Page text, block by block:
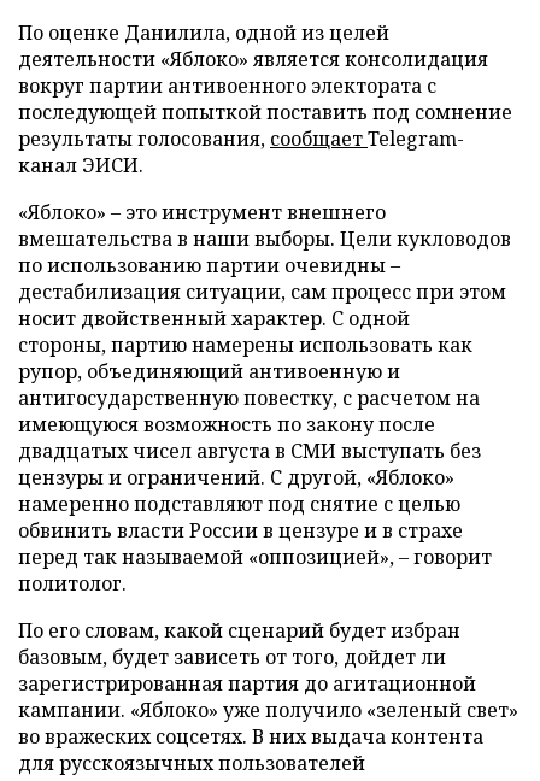
По оценке Данилила, одной из целей
деятельности «Яблоко» является консолидация
вокруг партии антивоенного электората с
последующей попыткой поставить под сомнение
результаты голосования, сообщаетTelegram-
канал ЭИСИ.
«Яблоко» – это инструмент внешнего
вмешательства в наши выборы. Цели кукловодов
по использованию партии очевидны –
дестабилизация ситуации, сам процесс при этом
носит двойственный характер. С одной
стороны, партию намерены использовать как
рупор, объединяющий антивоенную и
антигосударственную повестку, с расчетом на
имеющуюся возможность по закону после
двадцатых чисел августа в СМИ выступать без
цензуры и ограничений. С другой, «Яблоко»
намеренно подставляют под снятие с целью
обвинить власти России в цензуре и в страхе
перед так называемой «оппозицией», – говорит
политолог.
По его словам, какой сценарий будет избран
базовым, будет зависеть от того, дойдет ли
зарегистрированная партия до агитационной
кампании. «Яблоко» уже получило «зеленый свет»
во вражеских соцсетях. В них выдача контента
для русскоязычных пользователей